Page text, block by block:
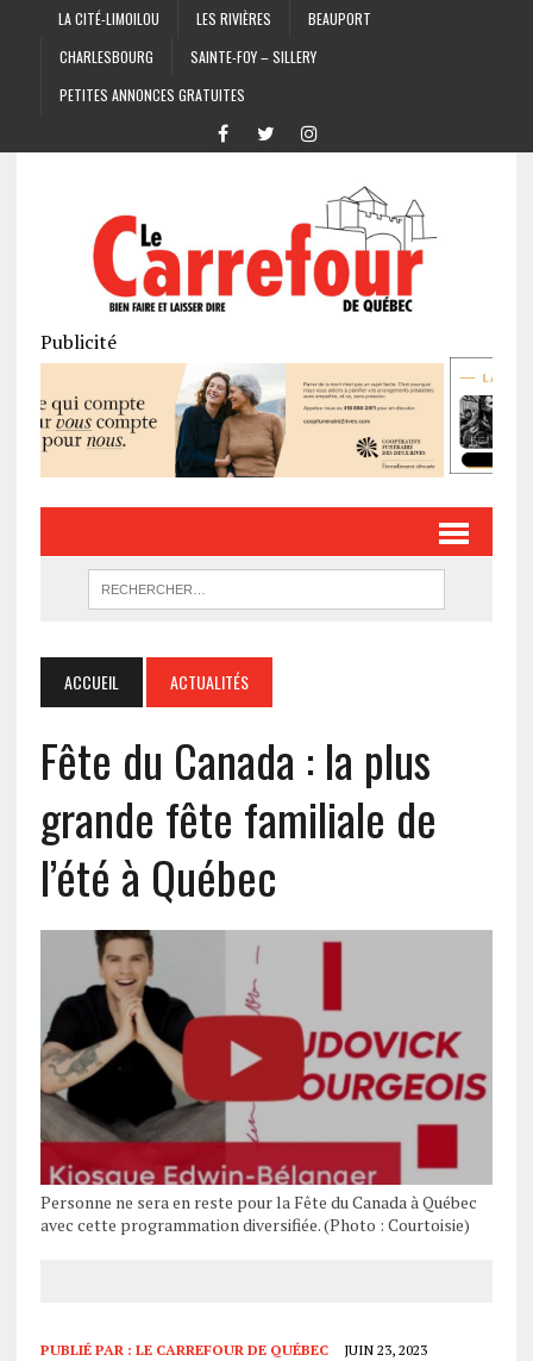
LA CITÉ-LIMOILOU LES RIVIÈRES
BEAUPORT
CHARLESBOURG
SAINTE-FOY – SILLERY
PETITES ANNONCES GRATUITES
Publicité
ACCUEIL ACTUALITÉS
Fête du Canada : la plus
grande fête familiale de
l’été à Québec
Personne ne sera en reste pour la Fête du Canada à Québec
avec cette programmation diversifiée. (Photo : Courtoisie)
PUBLIÉ PAR : LE CARREFOUR DE QUÉBEC JUIN 23, 2023